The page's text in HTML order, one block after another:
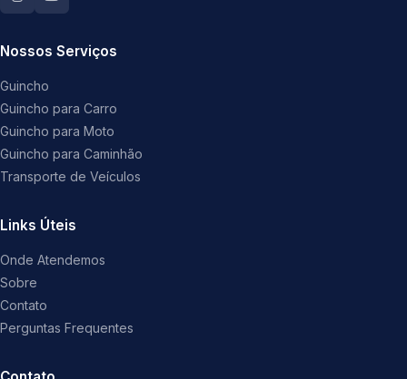
Nossos Serviços
Guincho
Guincho para Carro
Guincho para Moto
Guincho para Caminhão
Transporte de Veículos
Links Úteis
Onde Atendemos
Sobre
Contato
Perguntas Frequentes